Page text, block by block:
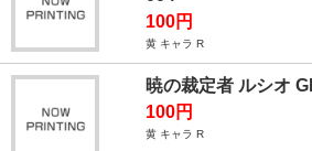
100円
黄 キャラ R
暁の裁定者 ルシオ
100円
黄 キャラ R